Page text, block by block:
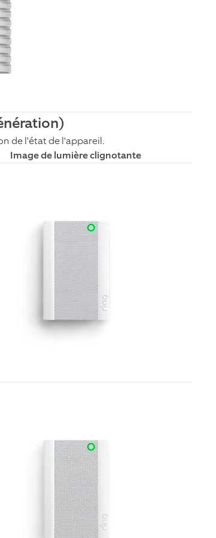
de l'état de l'appareil.
Image de lumière clignotante